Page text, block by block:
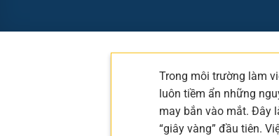
Trong môi trường làm
luôn tiềm ẩn những
may bắn vào mắt. Đây
“giây vàng” đầu tiên.